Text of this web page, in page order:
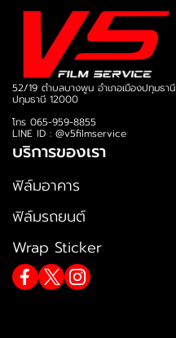
52/19 ตำบลบางพูน อำเภอเมืองปทุมธานี
ปทุมธานี 12000
โทร 065-959-8855
LINE ID : @v5filmservice
บริการของเรา
ฟิล์มอาคาร
ฟิล์มรถยนต์
Wrap Sticker